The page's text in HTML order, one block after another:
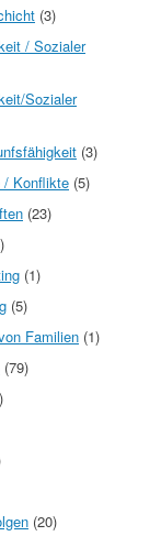
(3)
/ Sozialer
Sozialer
(3)
/ Konflikte (5)
(23)
(1)
(5)
Familien (1)
(79)
(20)